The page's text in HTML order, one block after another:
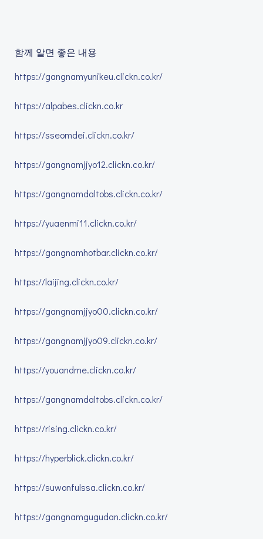
함께 알면 좋은 내용
https://gangnamyunikeu.clickn.co.kr/
https://alpabes.clickn.co.kr
https://sseomdei.clickn.co.kr/
https://gangnamjjyo12.clickn.co.kr/
https://gangnamdaltobs.clickn.co.kr/
https://yuaenmi11.clickn.co.kr/
https://gangnamhotbar.clickn.co.kr/
https://laijing.clickn.co.kr/
https://gangnamjjyo00.clickn.co.kr/
https://gangnamjjyo09.clickn.co.kr/
https://youandme.clickn.co.kr/
https://gangnamdaltobs.clickn.co.kr/
https://rising.clickn.co.kr/
https://hyperblick.clickn.co.kr/
https://suwonfulssa.clickn.co.kr/
https://gangnamgugudan.clickn.co.kr/